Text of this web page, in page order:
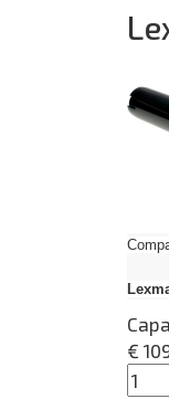
€